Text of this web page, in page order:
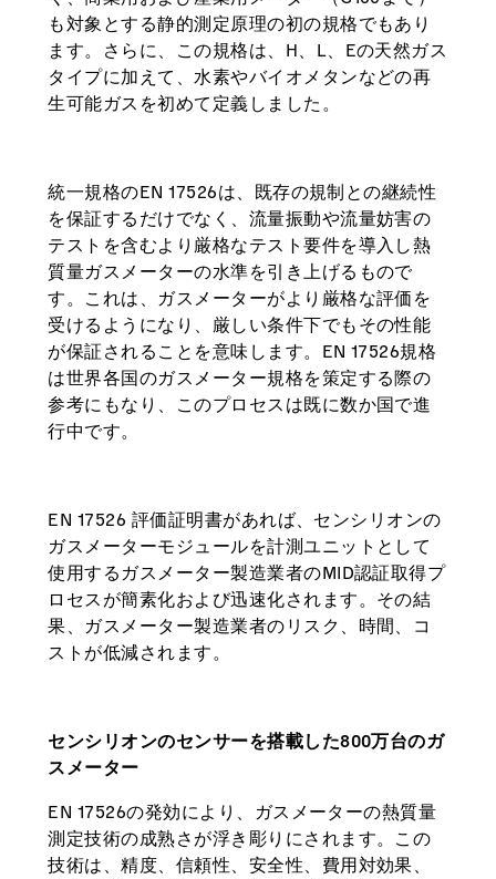
も対象とする静的測定原理の初の規格でもあり
ます。さらに、この規格は、H、L、Eの天然ガス
タイプに加えて、水素やバイオメタンなどの再
生可能ガスを初めて定義しました。
統一規格のEN 17526は、既存の規制との継続性
を保証するだけでなく、流量振動や流量妨害の
テストを含むより厳格なテスト要件を導入し熱
質量ガスメーターの水準を引き上げるもので
す。これは、ガスメーターがより厳格な評価を
受けるようになり、厳しい条件下でもその性能
が保証されることを意味します。EN 17526規格
は世界各国のガスメーター規格を策定する際の
参考にもなり、このプロセスは既に数か国で進
行中です。
EN 17526 評価証明書があれば、センシリオンの
ガスメーターモジュールを計測ユニットとして
使用するガスメーター製造業者のMID認証取得プ
ロセスが簡素化および迅速化されます。その結
果、ガスメーター製造業者のリスク、時間、コ
ストが低減されます。
センシリオンのセンサーを搭載した800万台のガ
スメーター
EN 17526の発効により、ガスメーターの熱質量
測定技術の成熟さが浮き彫りにされます。この
技術は、精度、信頼性、安全性、費用対効果、